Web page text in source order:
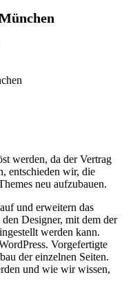
werden, da der Vertrag
entschieden wir, die
neu aufzubauen.
und erweitern das
Designer, mit dem der
werden kann.
Vorgefertigte
der einzelnen Seiten.
und wie wir wissen,